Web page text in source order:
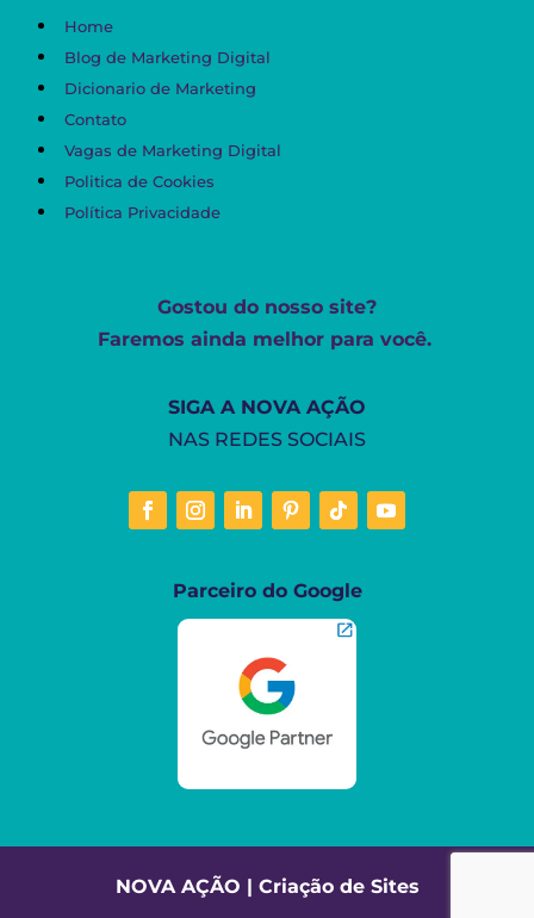
Home
Blog de Marketing Digital
Dicionario de Marketing
Contato
Vagas de Marketing Digital
Politica de Cookies
Política Privacidade
Gostou do nosso site?
Faremos ainda melhor para você.
SIGA A NOVA AÇÃO
NAS REDES SOCIAIS
Parceiro do Google
NOVA AÇÃO | Criação de Sites